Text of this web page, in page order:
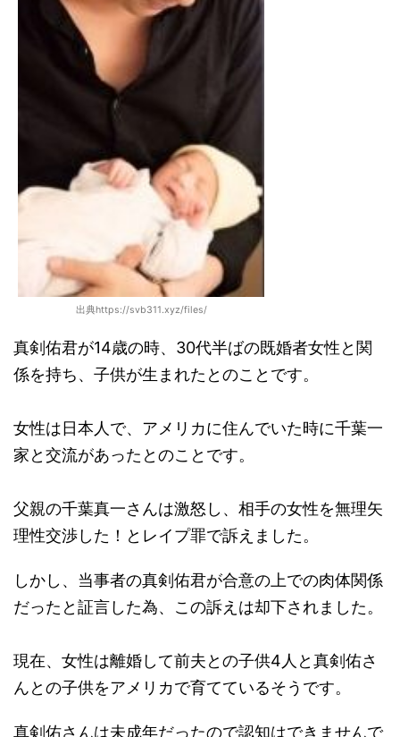
出典https://svb311.xyz/files/
真剣佑君が14歳の時、30代半ばの既婚者女性と関
係を持ち、子供が生まれたとのことです。
女性は日本人で、アメリカに住んでいた時に千葉一
家と交流があったとのことです。
父親の千葉真一さんは激怒し、相手の女性を無理矢
理性交渉した！とレイプ罪で訴えました。
しかし、当事者の真剣佑君が合意の上での肉体関係
だったと証言した為、この訴えは却下されました。
現在、女性は離婚して前夫との子供4人と真剣佑さ
んとの子供をアメリカで育てているそうです。
真剣佑さんは未成年だったので認知はできませんで